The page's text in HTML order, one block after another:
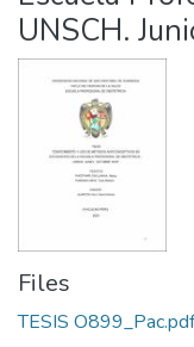
UNSCH.
Files
TESIS O899_Pac.pdf